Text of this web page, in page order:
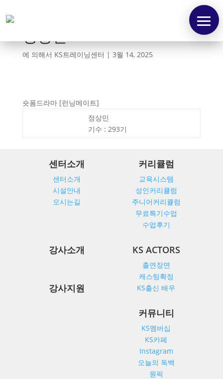
개
정상민
에 의해서 KS트레이닝센터 | 3월 14, 2025
숏폼드라마 [런닝메이트]
정상민
기수 : 293기
센터소개
센터소개
시설안내
오시는길
커리큘럼
교육시스템
성인커리큘럼
주니어커리큘럼
무료특기수업
수업후기
강사소개
강사지원
KS ACTORS
출연장면
캐스팅확정
KS출신 배우
커뮤니티
KS멤버십
KS카페
Instagram
오늘의 독백
원픽